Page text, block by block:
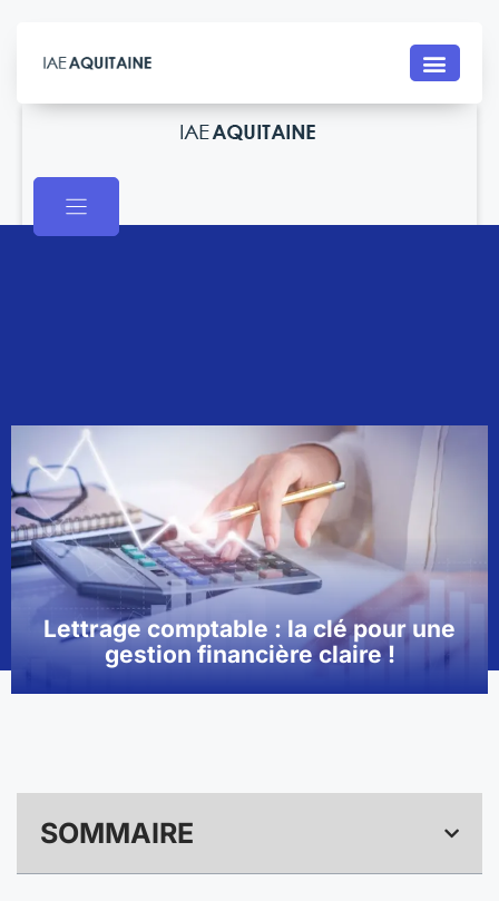
Lettrage comptable : la clé pour une
gestion financière claire !
SOMMAIRE